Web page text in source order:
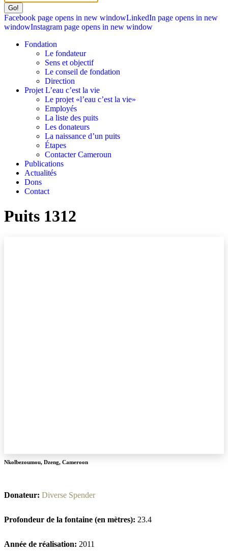
Facebook page opens in new windowLinkedIn page opens in new
windowInstagram page opens in new window
Fondation
Le fondateur
Sens et objectif
Le conseil de fondation
Direction
Projet L’eau c’est la vie
Le projet «l’eau c’est la vie»
Employés
La liste des puits
Les donateurs
La naissance d’un puits
Étapes
Contacter Cameroun
Publications
Actualités
Dons
Contact
Puits 1312
Nkolbezoumou, Dzeng, Cameroon
Donateur: Diverse Spender
Profondeur de la fontaine (en mètres): 23.4
Année de réalisation: 2011